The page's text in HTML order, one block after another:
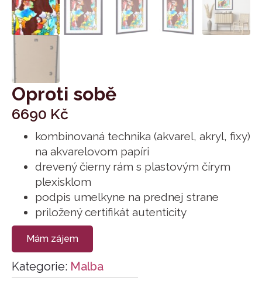
Oproti sobě
6690 Kč
kombinovaná technika (akvarel, akryl, fixy)
na akvarelovom papíri
drevený čierny rám s plastovým čírym
plexisklom
podpis umelkyne na prednej strane
priložený certifikát autenticity
Mám zájem
Kategorie: Malba